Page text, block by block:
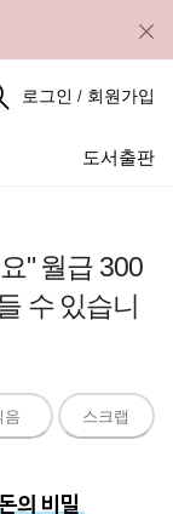
로그인 / 회원가입
도서출판
" 월급 300
수 있습니
음 스크랩